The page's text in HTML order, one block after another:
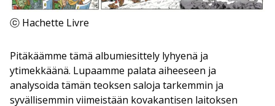
ⓒ Hachette Livre
Pitäkäämme tämä albumiesittely lyhyenä ja
ytimekkäänä. Lupaamme palata aiheeseen ja
analysoida tämän teoksen saloja tarkemmin ja
syvällisemmin viimeistään kovakantisen laitoksen